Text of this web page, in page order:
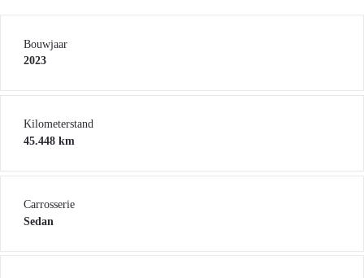
Bouwjaar
2023
Kilometerstand
45.448 km
Carrosserie
Sedan